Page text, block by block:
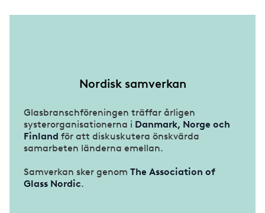
Om tidningen
SM i inramning 2016
Nordisk samverkan
Glasbranschföreningen träffar årligen
systerorganisationerna i Danmark, Norge och
Finland för att diskuskutera önskvärda
samarbeten länderna emellan.
Samverkan sker genom The Association of
Glass Nordic.